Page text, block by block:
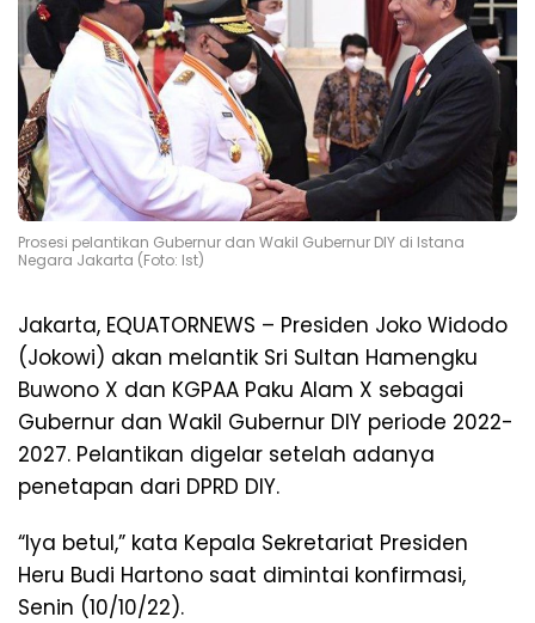
Prosesi pelantikan Gubernur dan Wakil Gubernur DIY di Istana
Negara Jakarta (Foto: Ist)
Jakarta, EQUATORNEWS – Presiden Joko Widodo
(Jokowi) akan melantik Sri Sultan Hamengku
Buwono X dan KGPAA Paku Alam X sebagai
Gubernur dan Wakil Gubernur DIY periode 2022-
2027. Pelantikan digelar setelah adanya
penetapan dari DPRD DIY.
“Iya betul,” kata Kepala Sekretariat Presiden
Heru Budi Hartono saat dimintai konfirmasi,
Senin (10/10/22).